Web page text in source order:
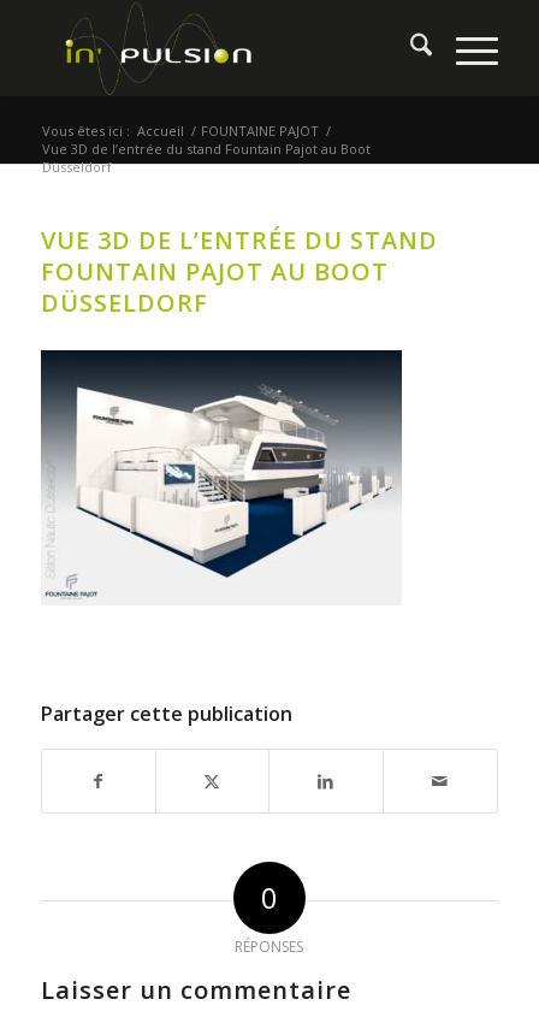
Vous êtes ici : Accueil / FOUNTAINE PAJOT /
Vue 3D de l’entrée du stand Fountain Pajot au Boot
Düsseldorf
VUE 3D DE L’ENTRÉE DU STAND
FOUNTAIN PAJOT AU BOOT
DÜSSELDORF
Partager cette publication
0
RÉPONSES
Laisser un commentaire